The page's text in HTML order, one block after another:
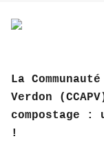
La
Verdon
compostage :
!